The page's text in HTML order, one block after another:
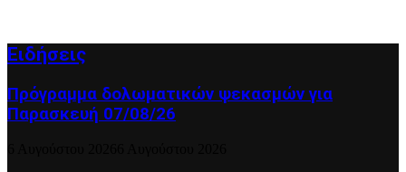
Ειδήσεις
Πρόγραμμα δολωματικών ψεκασμών για
Παρασκευή 07/08/26